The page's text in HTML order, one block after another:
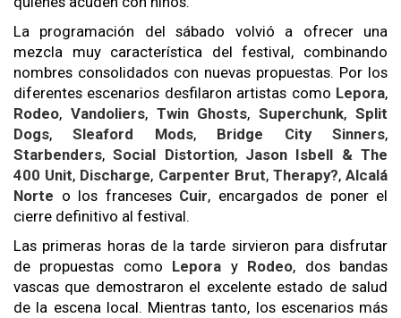
La programación del sábado volvió a ofrecer una
mezcla muy característica del festival, combinando
nombres consolidados con nuevas propuestas. Por los
diferentes escenarios desfilaron artistas como Lepora,
Rodeo, Vandoliers, Twin Ghosts,Superchunk,Split
Dogs,Sleaford Mods, Bridge City Sinners,
Starbenders,Social Distortion, Jason Isbell & The
400 Unit, Discharge, Carpenter Brut, Therapy?,Alcalá
Norte o los franceses Cuir, encargados de poner el
cierre definitivo al festival.
Las primeras horas de la tarde sirvieron para disfrutar
de propuestas como Lepora y Rodeo, dos bandas
vascas que demostraron el excelente estado de salud
de la escena local. Mientras tanto, los escenarios más